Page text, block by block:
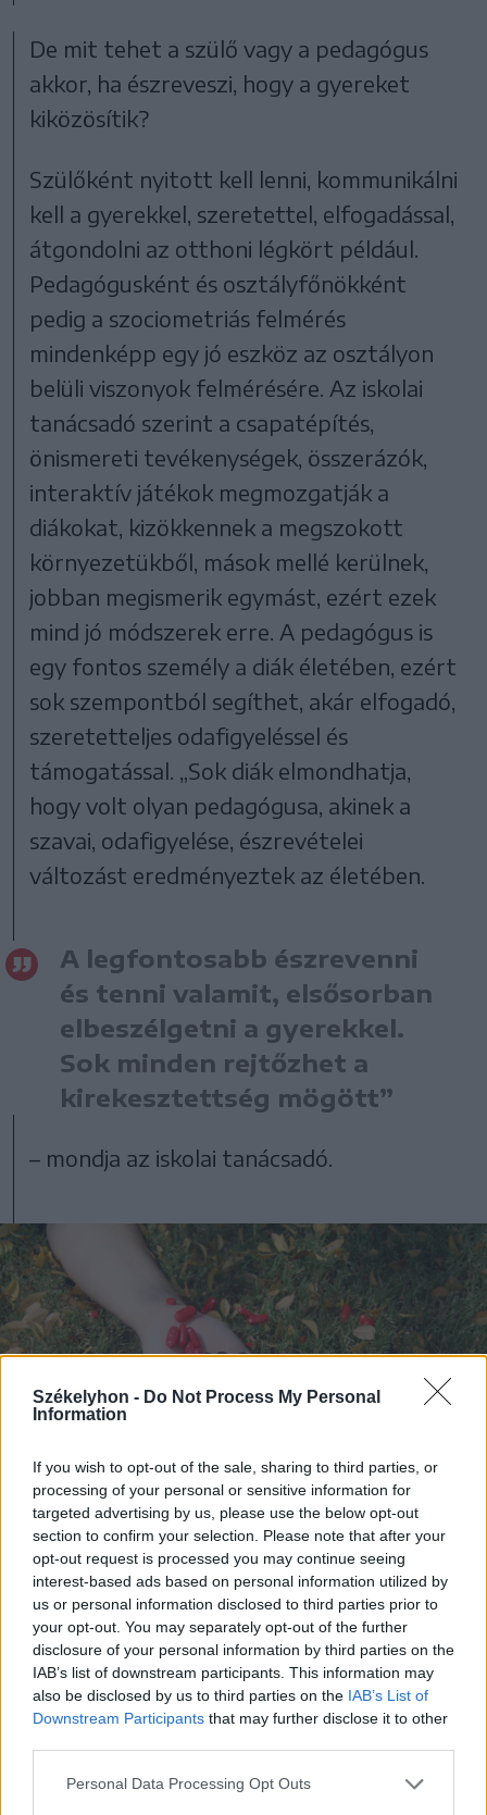
Székelyhon - Do Not Process My Personal
Information
If you wish to opt-out of the sale, sharing to third parties, or
processing of your personal or sensitive information for
targeted advertising by us, please use the below opt-out
section to confirm your selection. Please note that after your
opt-out request is processed you may continue seeing
interest-based ads based on personal information utilized by
us or personal information disclosed to third parties prior to
your opt-out. You may separately opt-out of the further
disclosure of your personal information by third parties on the
IAB’s list of downstream participants. This information may
also be disclosed by us to third parties on the IAB’s List of
Downstream Participants that may further disclose it to other
Personal Data Processing Opt Outs
De mit tehet a szülő vagy a pedagógus
akkor, ha észreveszi, hogy a gyereket
kiközösítik?
Szülőként nyitott kell lenni, kommunikálni
kell a gyerekkel, szeretettel, elfogadással,
átgondolni az otthoni légkört például.
Pedagógusként és osztályfőnökként
pedig a szociometriás felmérés
mindenképp egy jó eszköz az osztályon
belüli viszonyok felmérésére. Az iskolai
tanácsadó szerint a csapatépítés,
önismereti tevékenységek, összerázók,
interaktív játékok megmozgatják a
diákokat, kizökkennek a megszokott
környezetükből, mások mellé kerülnek,
jobban megismerik egymást, ezért ezek
mind jó módszerek erre. A pedagógus is
egy fontos személy a diák életében, ezért
sok szempontból segíthet, akár elfogadó,
szeretetteljes odafigyeléssel és
támogatással. „Sok diák elmondhatja,
hogy volt olyan pedagógusa, akinek a
szavai, odafigyelése, észrevételei
változást eredményeztek az életében.
A legfontosabb észrevenni
és tenni valamit, elsősorban
elbeszélgetni a gyerekkel.
Sok minden rejtőzhet a
kirekesztettség mögött”
– mondja az iskolai tanácsadó.
Akár öngyilkosságig is súlyosodhat a helyzet
FOTÓ: PIXABAY.COM
A kirekesztéssel, gúnyolódással nem csak a
kirekesztett sérül, hanem a környezete is.
A többi gyerek is félhet a kiközösítéstől,
és akár szorongást válthat ki bennük a